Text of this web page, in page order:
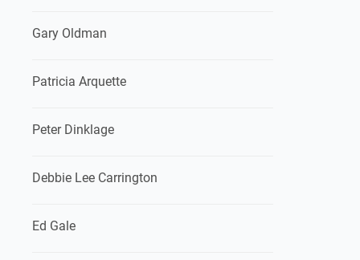
Gary Oldman
Patricia Arquette
Peter Dinklage
Debbie Lee Carrington
Ed Gale